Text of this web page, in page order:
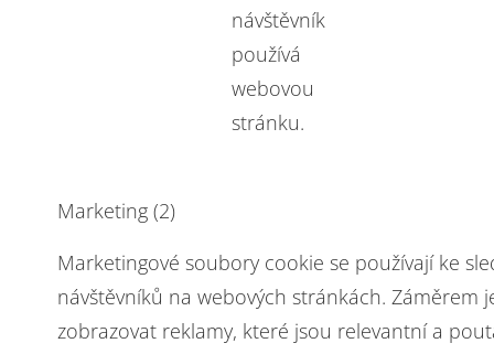
návštěvník
používá
webovou
stránku.
Marketing (2)
Marketingové soubory cookie se používají ke
návštěvníků na webových stránkách. Záměrem
zobrazovat reklamy, které jsou relevantní a